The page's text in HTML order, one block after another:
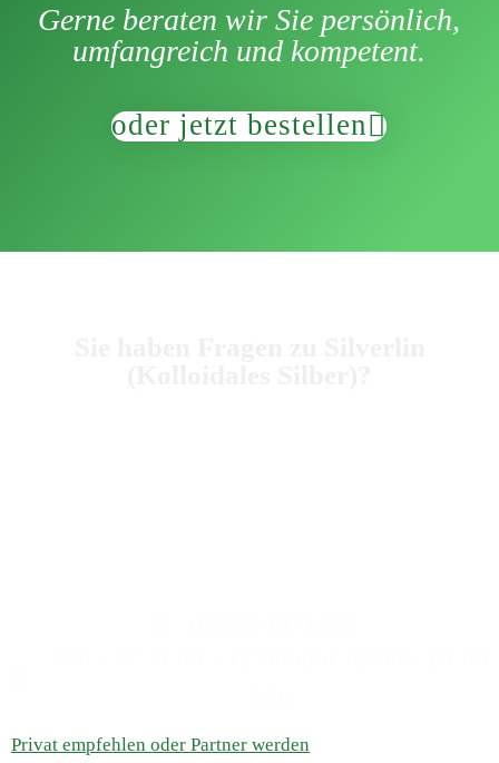
Gerne beraten wir Sie persönlich,
umfangreich und kompetent.
oder jetzt bestellen
Privat empfehlen oder Partner werden